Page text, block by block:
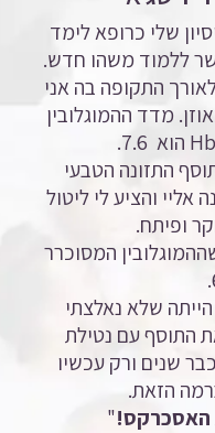
סוכרת מגיל 55. הניסיון שלי כרופא לימד
ללמוד משהו חדש.
התקופה בה אני
מדד ההמוגלובין
הוא 7.6.
והציע לי ליטול
ופיתח.
המסוכרר
שלא נאלצתי
התוסף עם נטילת
שנים ורק עכשיו
הזאת.
האסכרקס!"